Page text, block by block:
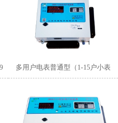
多用户电表普通型（1-15户小表
壳）